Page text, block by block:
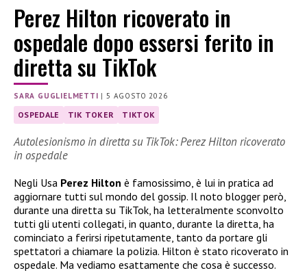
Perez Hilton ricoverato in
ospedale dopo essersi ferito in
diretta su TikTok
SARA GUGLIELMETTI | 5 AGOSTO 2026
OSPEDALE TIK TOKER TIKTOK
Autolesionismo in diretta su TikTok: Perez Hilton ricoverato
in ospedale
Negli Usa Perez Hilton è famosissimo, è lui in pratica ad
aggiornare tutti sul mondo del gossip. Il noto blogger però,
durante una diretta su TikTok, ha letteralmente sconvolto
tutti gli utenti collegati, in quanto, durante la diretta, ha
cominciato a ferirsi ripetutamente, tanto da portare gli
spettatori a chiamare la polizia. Hilton è stato ricoverato in
ospedale. Ma vediamo esattamente che cosa è successo.